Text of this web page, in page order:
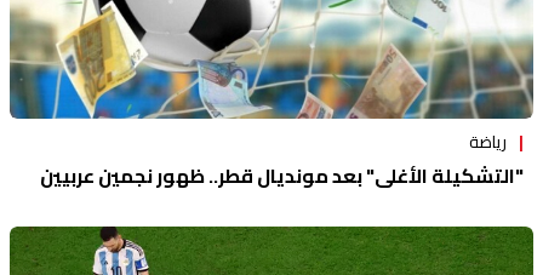
رياضة
"التشكيلة الأغلى" بعد مونديال قطر.. ظهور نجمين عربيين